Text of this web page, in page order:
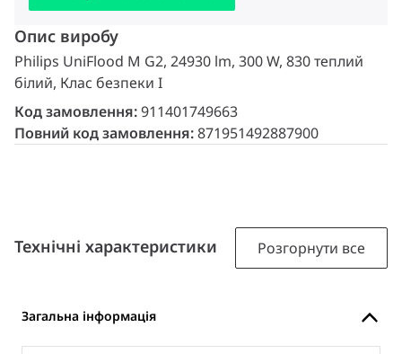
Опис виробу
Philips UniFlood M G2, 24930 lm, 300 W, 830 теплий
білий, Клас безпеки I
Код замовлення:911401749663
Повний код замовлення:871951492887900
Технічні характеристики Розгорнути все
Загальна інформація